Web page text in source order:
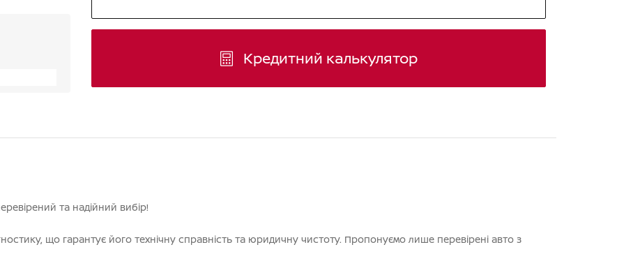
Кредитний калькулятор
та надійний вибір!
що гарантує його технічну справність та юридичну чистоту. Пропонуємо лише перевірені авто з